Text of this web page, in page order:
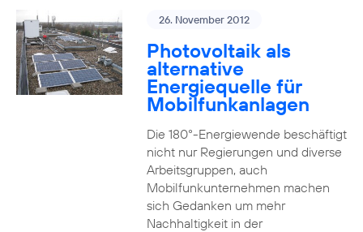
26. November 2012
Photovoltaik als
alternative
Energiequelle für
Mobilfunkanlagen
Die 180°-Energiewende beschäftigt
nicht nur Regierungen und diverse
Arbeitsgruppen, auch
Mobilfunkunternehmen machen
sich Gedanken um mehr
Nachhaltigkeit in der